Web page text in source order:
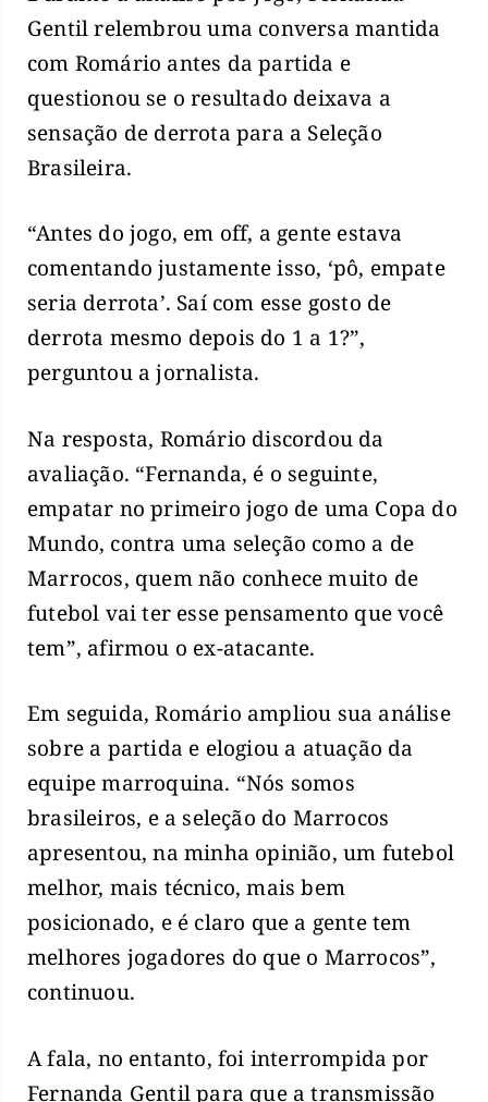
Gentil relembrou uma conversa mantida
com Romário antes da partida e
questionou se o resultado deixava a
sensação de derrota para a Seleção
Brasileira.
“Antes do jogo, em off, a gente estava
comentando justamente isso, ‘pô, empate
seria derrota’. Saí com esse gosto de
derrota mesmo depois do 1 a 1?”,
perguntou a jornalista.
Na resposta, Romário discordou da
avaliação. “Fernanda, é o seguinte,
empatar no primeiro jogo de uma Copa do
Mundo, contra uma seleção como a de
Marrocos, quem não conhece muito de
futebol vai ter esse pensamento que você
tem”, afirmou o ex-atacante.
Em seguida, Romário ampliou sua análise
sobre a partida e elogiou a atuação da
equipe marroquina. “Nós somos
brasileiros, e a seleção do Marrocos
apresentou, na minha opinião, um futebol
melhor, mais técnico, mais bem
posicionado, e é claro que a gente tem
melhores jogadores do que o Marrocos”,
continuou.
A fala, no entanto, foi interrompida por
Fernanda Gentil para que a transmissão